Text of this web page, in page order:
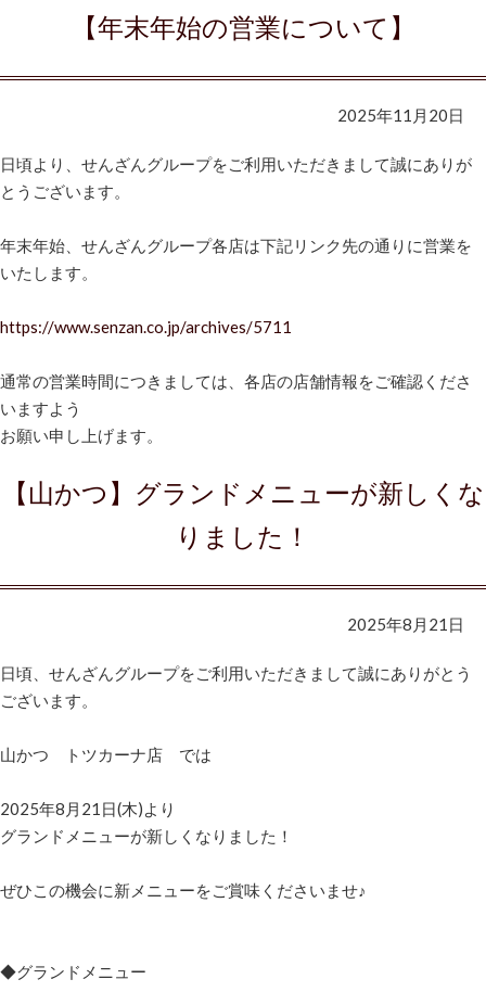
【年末年始の営業について】
2025年11月20日
日頃より、せんざんグループをご利用いただきまして誠にありが
とうございます。
年末年始、せんざんグループ各店は下記リンク先の通りに営業を
いたします。
https://www.senzan.co.jp/archives/5711
通常の営業時間につきましては、各店の店舗情報をご確認くださ
いますよう
お願い申し上げます。
【山かつ】グランドメニューが新しくな
りました！
2025年8月21日
日頃、せんざんグループをご利用いただきまして誠にありがとう
ございます。
山かつ トツカーナ店 では
2025年8月21日(木)より
グランドメニューが新しくなりました！
ぜひこの機会に新メニューをご賞味くださいませ♪
◆グランドメニュー